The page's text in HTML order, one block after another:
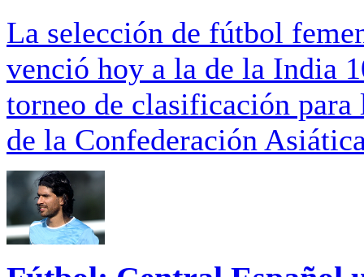
La selección de fútbol
venció hoy a la de la India
torneo de clasificación para
de la Confederación